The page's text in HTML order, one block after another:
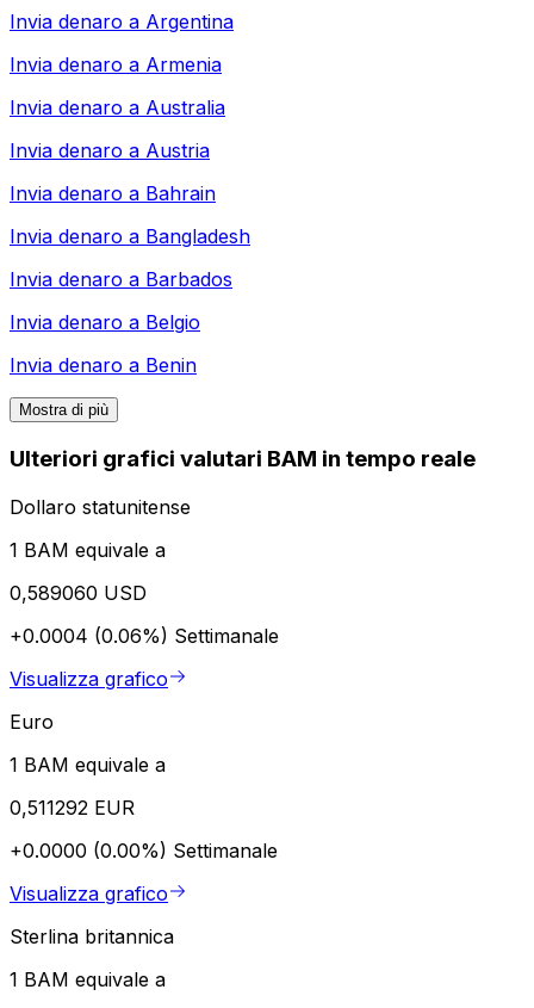
Invia denaro a Argentina
Invia denaro a Armenia
Invia denaro a Australia
Invia denaro a Austria
Invia denaro a Bahrain
Invia denaro a Bangladesh
Invia denaro a Barbados
Invia denaro a Belgio
Invia denaro a Benin
Mostra di più
Ulteriori grafici valutari BAM in tempo reale
Dollaro statunitense
1 BAM equivale a
0,589060 USD
+0.0004 (0.06%) Settimanale
Visualizza grafico
Euro
1 BAM equivale a
0,511292 EUR
+0.0000 (0.00%) Settimanale
Visualizza grafico
Sterlina britannica
1 BAM equivale a